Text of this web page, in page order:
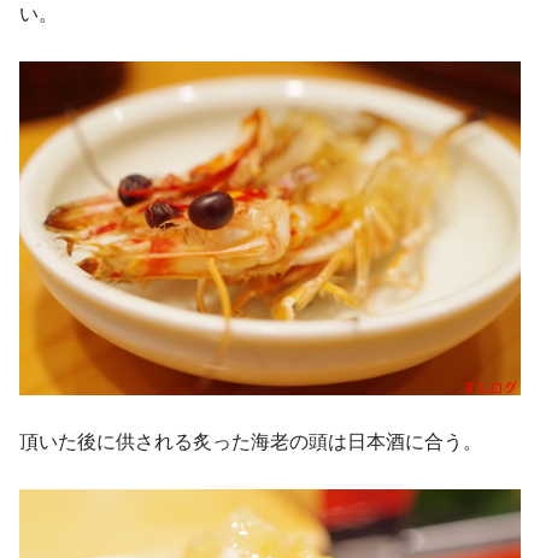
い。
頂いた後に供される炙った海老の頭は日本酒に合う。